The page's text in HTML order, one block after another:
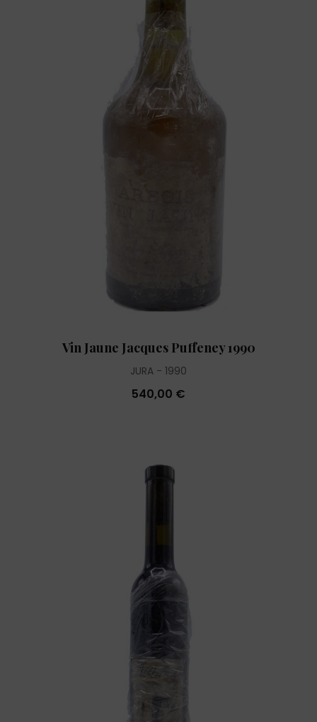
Vin Jaune Jacques Puffeney 1990
JURA 1990
540,00 €